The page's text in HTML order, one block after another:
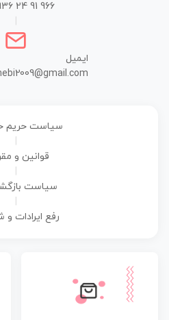
24 91 966
ایمیل
سیاست حریم
قوانین و
سیاست
رفع ایرادات و